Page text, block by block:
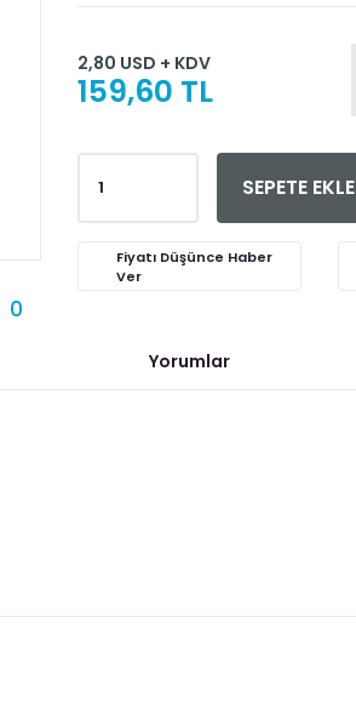
0
2,80 USD + KDV
159,60 TL
SEPETE EKLE
Fiyatı Düşünce Haber
Ver
Yorumlar